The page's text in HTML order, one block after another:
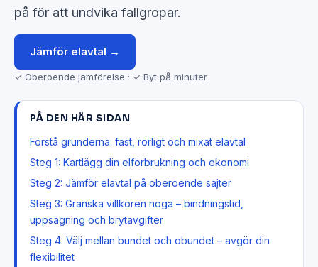
på för att undvika fallgropar.
Jämför elavtal →
✓ Oberoende jämförelse · ✓ Byt på minuter
PÅ DEN HÄR SIDAN
Förstå grunderna: fast, rörligt och mixat elavtal
Steg 1: Kartlägg din elförbrukning och ekonomi
Steg 2: Jämför elavtal på oberoende sajter
Steg 3: Granska villkoren noga – bindningstid,
uppsägning och brytavgifter
Steg 4: Välj mellan bundet och obundet – avgör din
flexibilitet